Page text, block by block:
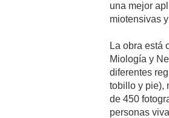
una mejor
miotensivas
La obra está
Miología y
diferentes
tobillo y pie),
de 450
personas